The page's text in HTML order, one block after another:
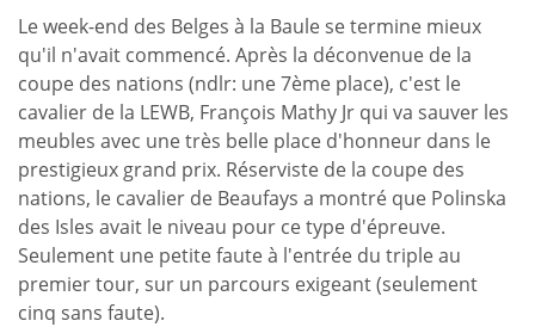
Le week-end des Belges à la Baule se termine mieux
qu'il n'avait commencé. Après la déconvenue de la
coupe des nations (ndlr: une 7ème place), c'est le
cavalier de la LEWB, François Mathy Jr qui va sauver les
meubles avec une très belle place d'honneur dans le
prestigieux grand prix. Réserviste de la coupe des
nations, le cavalier de Beaufays a montré que Polinska
des Isles avait le niveau pour ce type d'épreuve.
Seulement une petite faute à l'entrée du triple au
premier tour, sur un parcours exigeant (seulement
cinq sans faute).